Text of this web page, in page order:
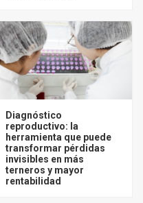
Diagnóstico
reproductivo: la
herramienta que puede
transformar pérdidas
invisibles en más
terneros y mayor
rentabilidad